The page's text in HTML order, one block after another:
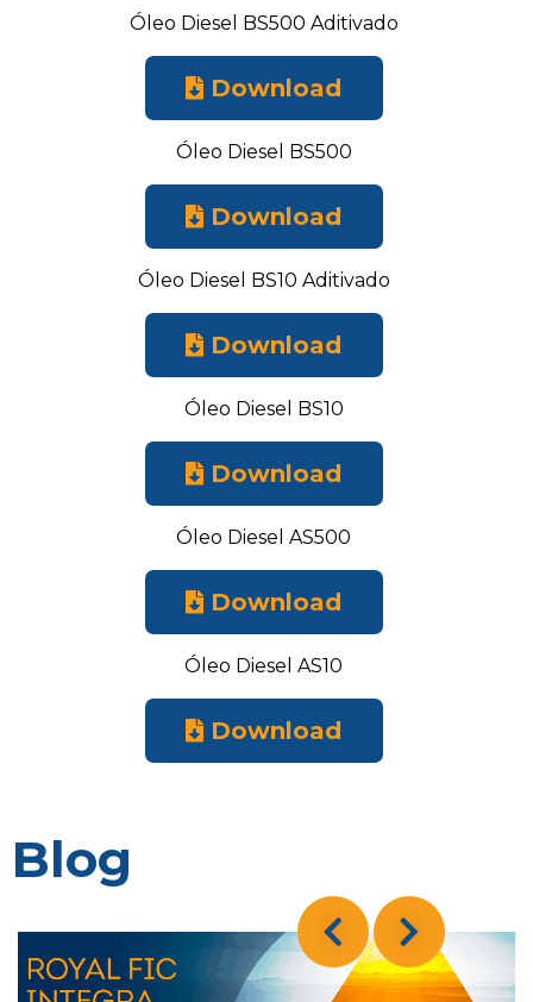
Óleo Diesel BS500 Aditivado
Download
Óleo Diesel BS500
Download
Óleo Diesel BS10 Aditivado
Download
Óleo Diesel BS10
Download
Óleo Diesel AS500
Download
Óleo Diesel AS10
Download
Blog